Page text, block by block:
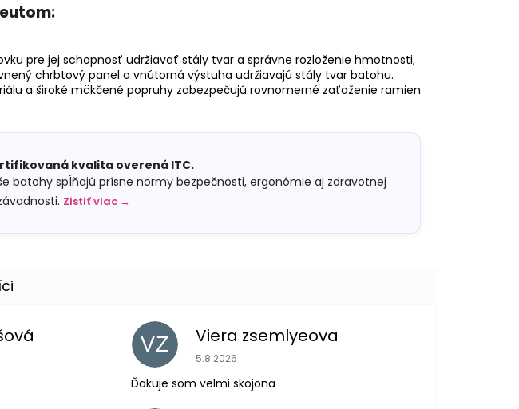
pre jej schopnosť udržiavať stály tvar a správne rozloženie hmotnosti,
chrbtový panel a vnútorná výstuha udržiavajú stály tvar batohu.
a široké mäkčené popruhy zabezpečujú rovnomerné zaťaženie ramien
kvalita overená ITC.
batohy spĺňajú prísne normy bezpečnosti, ergonómie aj zdravotnej
Zistiť viac →
5 z 5 hviezdičiek. VZ Viera zsemlyeova
Hodnotenie obchodu je 5 z 5 hviezdičiek.
5.8.2026
Ďakuje som velmi skojona